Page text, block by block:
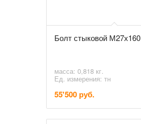
Болт стыковой М27х160
масса: 0,818 кг.
Ед. измерения: тн
55'500 руб.